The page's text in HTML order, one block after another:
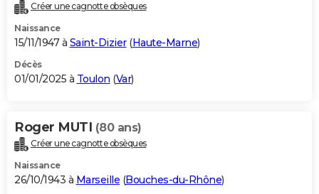
Créer une cagnotte obsèques
Naissance
15/11/1947 à Saint-Dizier(Haute-Marne)
Décès
01/01/2025 à Toulon (Var)
Roger MUTI (80 ans)
Créer une cagnotte obsèques
Naissance
26/10/1943 à Marseille (Bouches-du-Rhône)